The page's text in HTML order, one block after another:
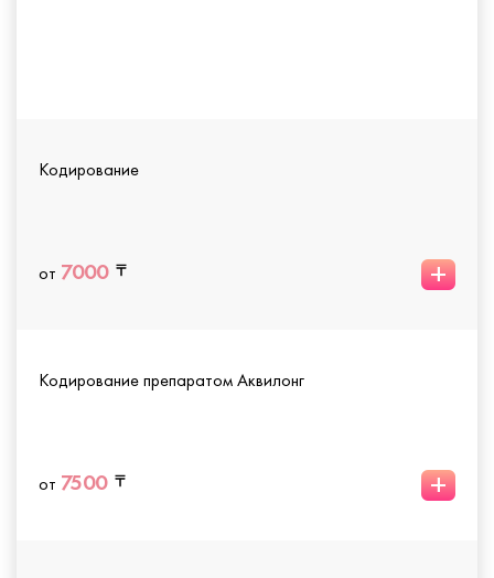
Кодирование
от 7000 +
Кодирование препаратом Аквилонг
от 7500 +